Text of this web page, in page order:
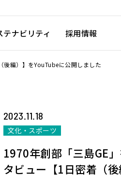
テナビリティ 採用情報
後編）】をYouTubeに公開しました
2023.11.18
文化・スポーツ
1970年創部「三島GE
タビュー【1日密着（